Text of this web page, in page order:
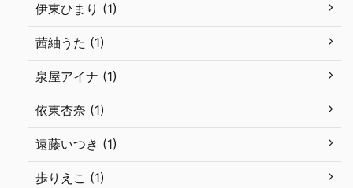
伊東ひまり (1)
茜紬うた (1)
泉屋アイナ (1)
依東杏奈 (1)
遠藤いつき (1)
歩りえこ (1)